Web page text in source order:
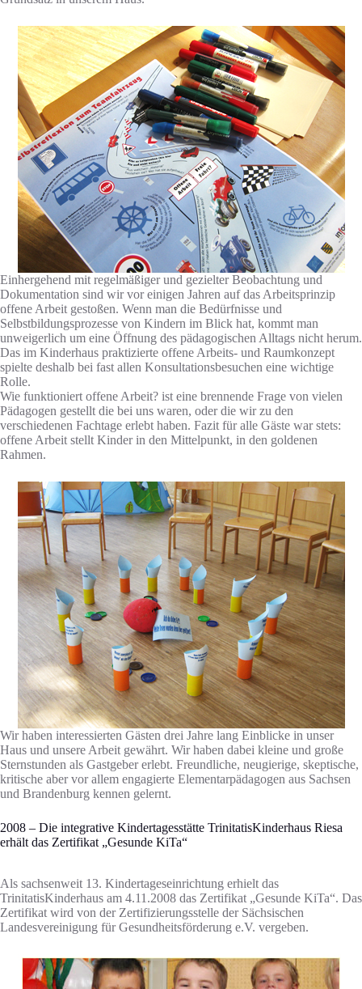
Einhergehend mit regelmäßiger und gezielter Beobachtung und
Dokumentation sind wir vor einigen Jahren auf das Arbeitsprinzip
offene Arbeit gestoßen. Wenn man die Bedürfnisse und
Selbstbildungsprozesse von Kindern im Blick hat, kommt man
unweigerlich um eine Öffnung des pädagogischen Alltags nicht herum.
Das im Kinderhaus praktizierte offene Arbeits- und Raumkonzept
spielte deshalb bei fast allen Konsultationsbesuchen eine wichtige
Rolle.
Wie funktioniert offene Arbeit? ist eine brennende Frage von vielen
Pädagogen gestellt die bei uns waren, oder die wir zu den
verschiedenen Fachtage erlebt haben. Fazit für alle Gäste war stets:
offene Arbeit stellt Kinder in den Mittelpunkt, in den goldenen
Rahmen.
Wir haben interessierten Gästen drei Jahre lang Einblicke in unser
Haus und unsere Arbeit gewährt. Wir haben dabei kleine und große
Sternstunden als Gastgeber erlebt. Freundliche, neugierige, skeptische,
kritische aber vor allem engagierte Elementarpädagogen aus Sachsen
und Brandenburg kennen gelernt.
2008 – Die integrative Kindertagesstätte TrinitatisKinderhaus Riesa
erhält das Zertifikat „Gesunde KiTa“
Als sachsenweit 13. Kindertageseinrichtung erhielt das
TrinitatisKinderhaus am 4.11.2008 das Zertifikat „Gesunde KiTa“. Das
Zertifikat wird von der Zertifizierungsstelle der Sächsischen
Landesvereinigung für Gesundheitsförderung e.V. vergeben.